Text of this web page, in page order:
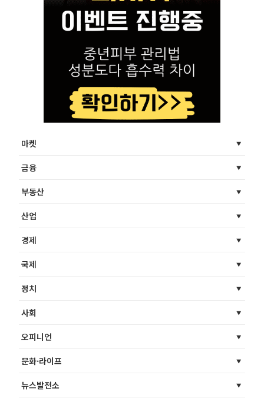
마켓
금융
부동산
산업
경제
국제
정치
사회
오피니언
문화·라이프
뉴스발전소